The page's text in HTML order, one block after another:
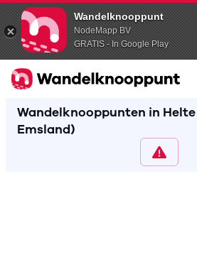
Wandelknooppunt
NodeMapp BV
GRATIS - In Google Play
Wandelknooppunten in
Emsland)